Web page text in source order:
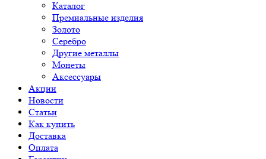
Каталог
Премиальные изделия
Золото
Серебро
Другие металлы
Монеты
Аксессуары
Акции
Новости
Статьи
Как купить
Доставка
Оплата